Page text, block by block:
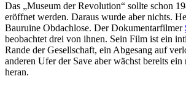
Das „Museum der Revolution“ sollte schon
eröffnet werden. Daraus wurde aber nichts.
Bauruine Obdachlose. Der Dokumentarfilmer
beobachtet drei von ihnen. Sein Film ist ein
Rande der Gesellschaft, ein Abgesang auf
anderen Ufer der Save aber wächst bereits ein
heran.